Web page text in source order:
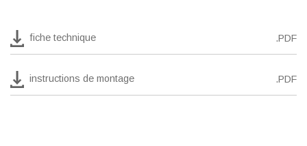
fiche technique .PDF
instructions de montage .PDF